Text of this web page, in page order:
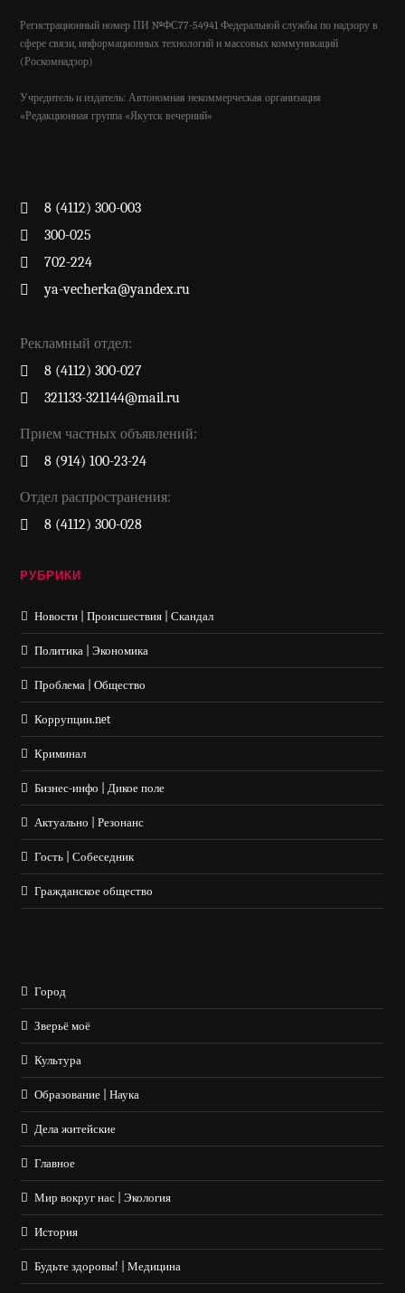
Регистрационный номер ПИ №ФС77-54941 Федеральной службы по надзору в
сфере связи, информационных технологий и массовых коммуникаций
(Роскомнадзор)
Учредитель и издатель: Автономная некоммерческая организация
«Редакционная группа «Якутск вечерний»
8 (4112) 300-003
300-025
702-224
ya-vecherka@yandex.ru
Рекламный отдел:
8 (4112) 300-027
321133-321144@mail.ru
Прием частных объявлений:
8 (914) 100-23-24
Отдел распространения:
8 (4112) 300-028
РУБРИКИ
Новости | Происшествия | Скандал
Политика | Экономика
Проблема | Общество
Коррупции.net
Криминал
Бизнес-инфо | Дикое поле
Актуально | Резонанс
Гость | Собеседник
Гражданское общество
Город
Зверьё моё
Культура
Образование | Наука
Дела житейские
Главное
Мир вокруг нас | Экология
История
Будьте здоровы! | Медицина